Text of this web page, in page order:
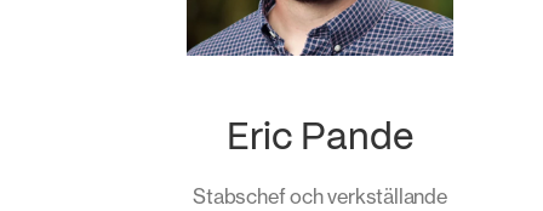
Eric Pande
Stabschef och verkställande